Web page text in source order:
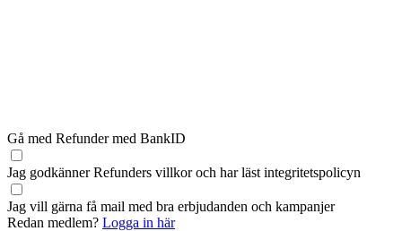
Gå med Refunder med BankID
Jag godkänner Refunders villkoroch har läst integritetspolicyn
Jag vill gärna få mail med bra erbjudanden och kampanjer
Redan medlem? Logga in här